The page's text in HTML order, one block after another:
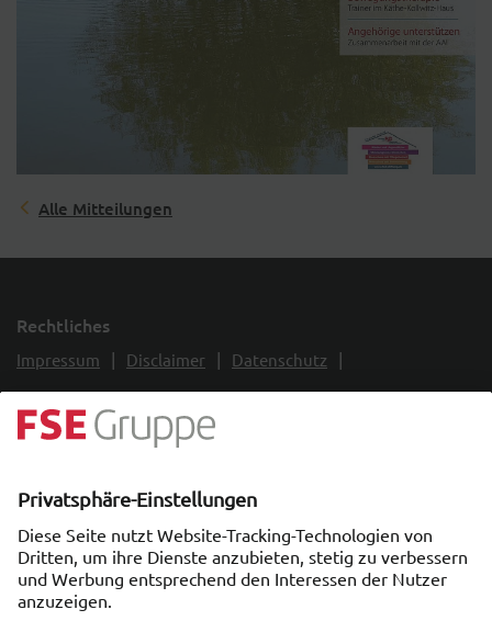
Alle Mitteilungen
Rechtliches
Impressum | Disclaimer | Datenschutz |
| Cookieeinstellungen
Soziale Netzwerke
Partnerseiten